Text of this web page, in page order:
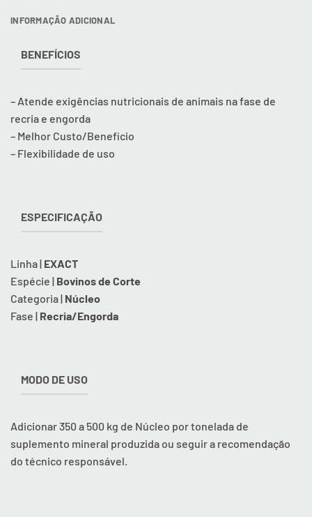
INFORMAÇÃO ADICIONAL
BENEFÍCIOS
– Atende exigências nutricionais de animais na fase de
recria e engorda
– Melhor Custo/Benefício
– Flexibilidade de uso
ESPECIFICAÇÃO
Linha | EXACT
Espécie | Bovinos de Corte
Categoria | Núcleo
Fase | Recria/Engorda
MODO DE USO
Adicionar 350 a 500 kg de Núcleo por tonelada de
suplemento mineral produzida ou seguir a recomendação
do técnico responsável.